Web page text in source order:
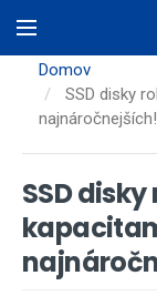
na
hlavnýDomov
SSD disky
najnáročnejších!
SSD